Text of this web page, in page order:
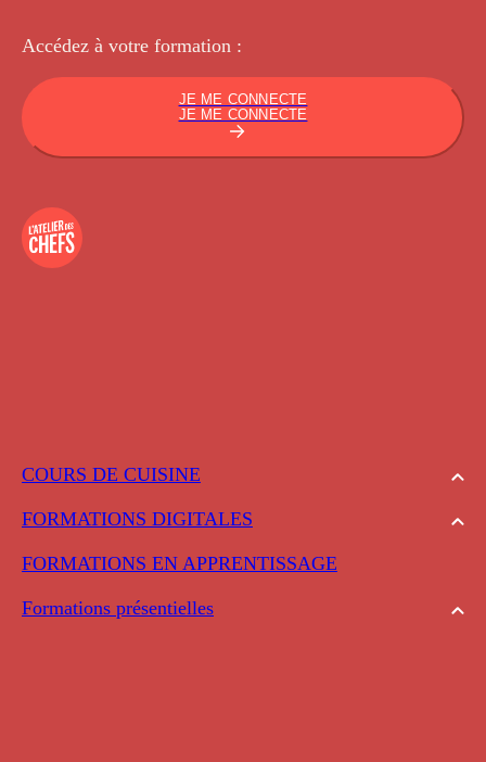
COURS DE CUISINE
FORMATIONS DIGITALES
FORMATIONS EN APPRENTISSAGE
Formations présentielles
Accédez à votre formation :
JE ME CONNECTE
JE ME CONNECTE